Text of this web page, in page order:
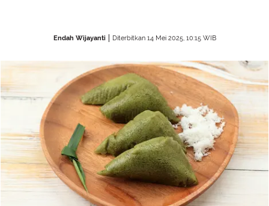
Endah Wijayanti Diterbitkan 14 Mei 2025, 10:15 WIB